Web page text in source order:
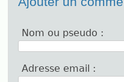
Nom ou pseudo :
Adresse email :